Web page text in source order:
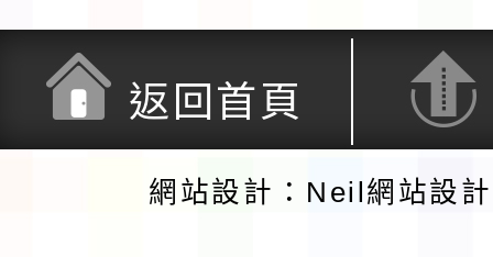
返回首頁
網站設計：Neil網站設